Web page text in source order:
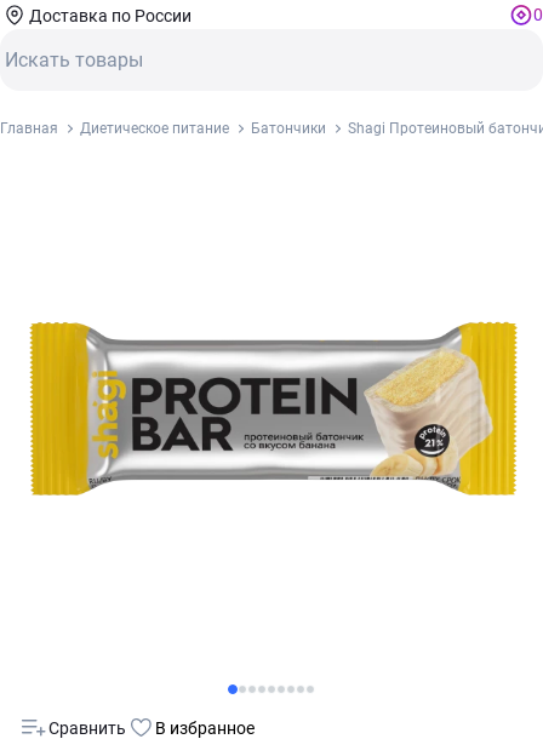
Доставка по России 0
Главная Диетическое питание Батончики Shagi Протеиновый
Сравнить В избранное